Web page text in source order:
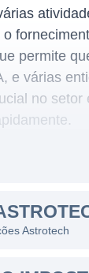
permite
e várias
no
no setor
por
a
Astrotech